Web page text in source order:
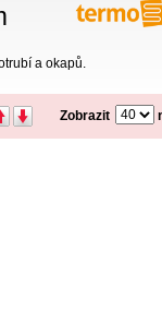
a okapů.
Zobrazit